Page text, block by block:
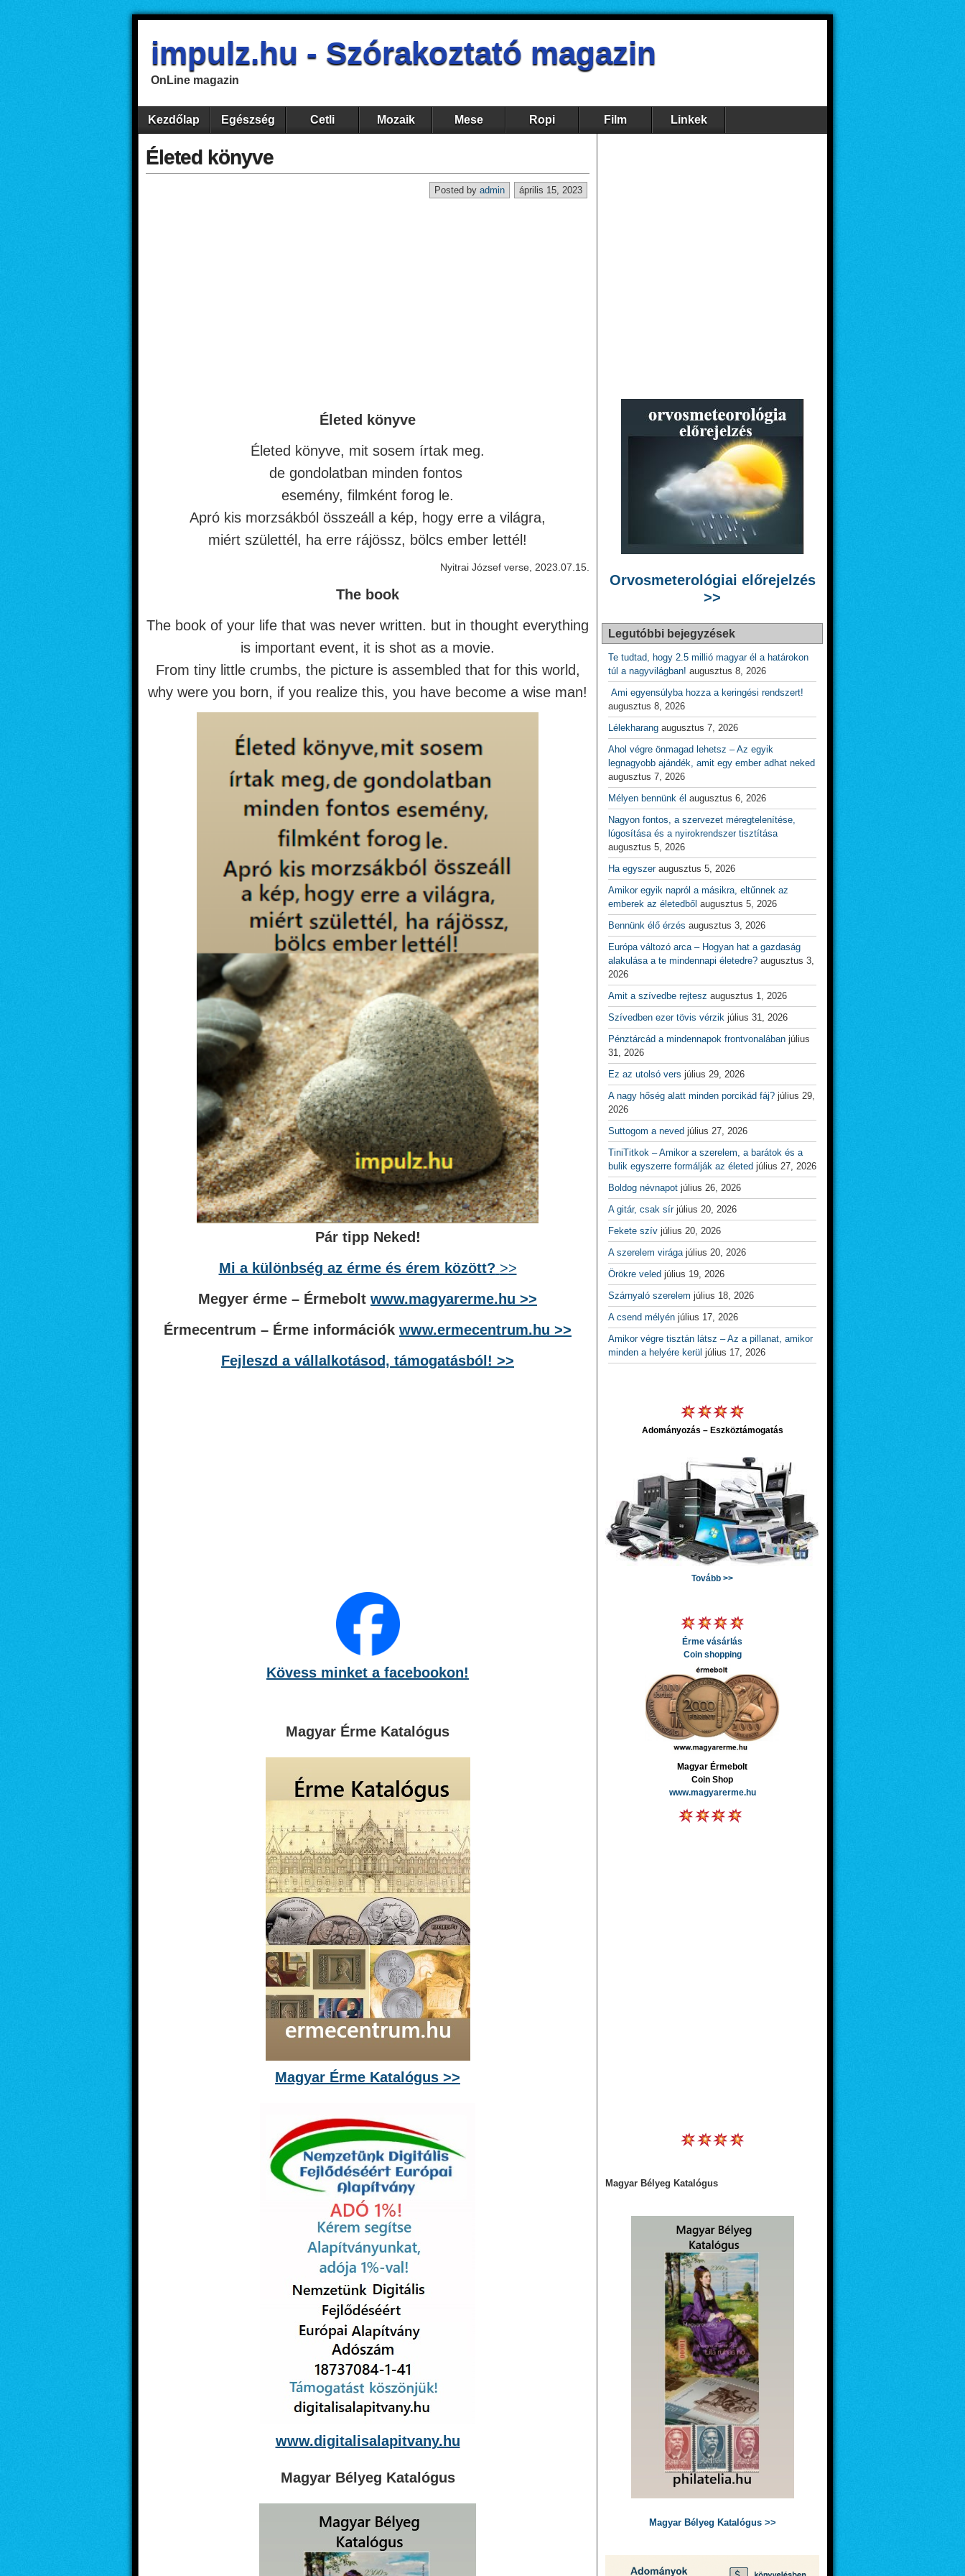
impulz.hu - Szórakoztató magazin
OnLine magazin
Kezdőlap Egészség Cetli Mozaik Mese Ropi Film Linkek
Életed könyve
április 15, 2023
Posted by admin
Életed könyve
Életed könyve, mit sosem írtak meg.
de gondolatban minden fontos
esemény, filmként forog le.
Apró kis morzsákból összeáll a kép, hogy erre a világra,
miért születtél, ha erre rájössz, bölcs ember lettél!
Nyitrai József verse, 2023.07.15.
The book
The book of your life that was never written. but in thought everything
is important event, it is shot as a movie.
From tiny little crumbs, the picture is assembled that for this world,
why were you born, if you realize this, you have become a wise man!
Pár tipp Neked!
Mi a különbség az érme és érem között? >>
Megyer érme – Érmebolt www.magyarerme.hu >>
Érmecentrum – Érme információk www.ermecentrum.hu >>
Fejleszd a vállalkotásod, támogatásból! >>
Kövess minket a facebookon!
Magyar Érme Katalógus
Magyar Érme Katalógus >>
www.digitalisalapitvany.hu
Magyar Bélyeg Katalógus
Orvosmeterológiai előrejelzés
>>
Legutóbbi bejegyzések
Te tudtad, hogy 2.5 millió magyar él a határokon
túl a nagyvilágban! augusztus 8, 2026
Ami egyensúlyba hozza a keringési rendszert!
augusztus 8, 2026
Lélekharang augusztus 7, 2026
Ahol végre önmagad lehetsz – Az egyik
legnagyobb ajándék, amit egy ember adhat neked
augusztus 7, 2026
Mélyen bennünk él augusztus 6, 2026
Nagyon fontos, a szervezet méregtelenítése,
lúgosítása és a nyirokrendszer tisztítása
augusztus 5, 2026
Ha egyszer augusztus 5, 2026
Amikor egyik napról a másikra, eltűnnek az
emberek az életedből augusztus 5, 2026
Bennünk élő érzés augusztus 3, 2026
Európa változó arca – Hogyan hat a gazdaság
alakulása a te mindennapi életedre? augusztus 3,
2026
Amit a szívedbe rejtesz augusztus 1, 2026
Szívedben ezer tövis vérzik július 31, 2026
Pénztárcád a mindennapok frontvonalában július
31, 2026
Ez az utolsó vers július 29, 2026
A nagy hőség alatt minden porcikád fáj? július 29,
2026
Suttogom a neved július 27, 2026
TiniTitkok – Amikor a szerelem, a barátok és a
bulik egyszerre formálják az életed július 27, 2026
Boldog névnapot július 26, 2026
A gitár, csak sír július 20, 2026
Fekete szív július 20, 2026
A szerelem virága július 20, 2026
Örökre veled július 19, 2026
Szárnyaló szerelem július 18, 2026
A csend mélyén július 17, 2026
Amikor végre tisztán látsz – Az a pillanat, amikor
minden a helyére kerül július 17, 2026
Adományozás – Eszköztámogatás
Tovább >>
Érme vásárlás
Coin shopping
Magyar Érmebolt
Coin Shop
www.magyarerme.hu
Magyar Bélyeg Katalógus
Magyar Bélyeg Katalógus >>